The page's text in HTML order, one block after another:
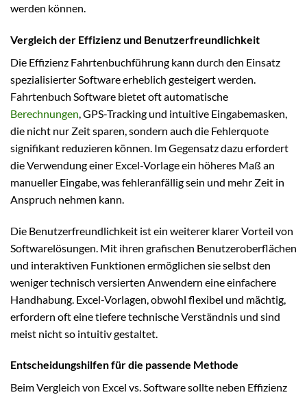
werden können.
Vergleich der Effizienz und Benutzerfreundlichkeit
Die Effizienz Fahrtenbuchführung kann durch den Einsatz
spezialisierter Software erheblich gesteigert werden.
Fahrtenbuch Software bietet oft automatische
Berechnungen , GPS-Tracking und intuitive Eingabemasken,
die nicht nur Zeit sparen, sondern auch die Fehlerquote
signifikant reduzieren können. Im Gegensatz dazu erfordert
die Verwendung einer Excel-Vorlage ein höheres Maß an
manueller Eingabe, was fehleranfällig sein und mehr Zeit in
Anspruch nehmen kann.
Die Benutzerfreundlichkeit ist ein weiterer klarer Vorteil von
Softwarelösungen. Mit ihren grafischen Benutzeroberflächen
und interaktiven Funktionen ermöglichen sie selbst den
weniger technisch versierten Anwendern eine einfachere
Handhabung. Excel-Vorlagen, obwohl flexibel und mächtig,
erfordern oft eine tiefere technische Verständnis und sind
meist nicht so intuitiv gestaltet.
Entscheidungshilfen für die passende Methode
Beim Vergleich von Excel vs. Software sollte neben Effizienz